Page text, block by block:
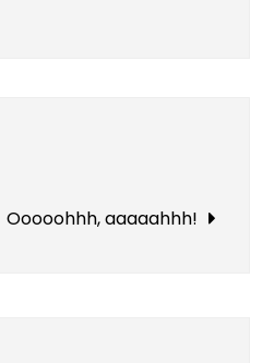
Ooooohhh, aaaaahhh!